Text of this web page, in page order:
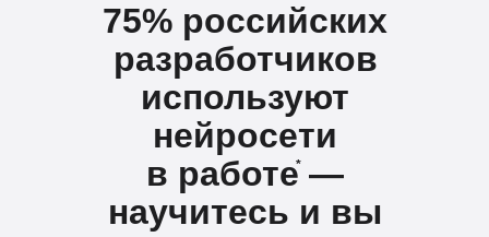
75% российских
разработчиков
используют
нейросети
в работе —
научитесь и вы
*